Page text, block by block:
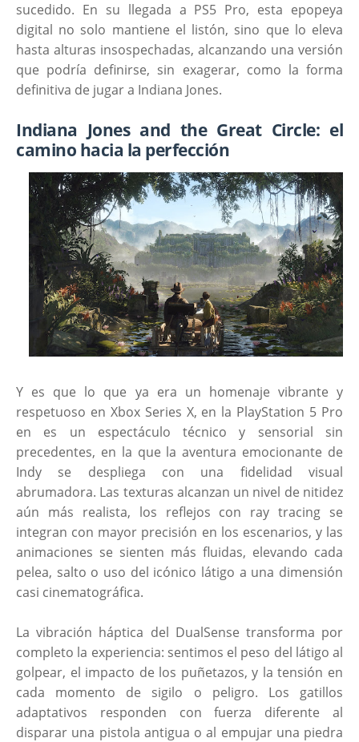
sucedido. En su llegada a PS5 Pro, esta epopeya
digital no solo mantiene el listón, sino que lo eleva
hasta alturas insospechadas, alcanzando una versión
que podría definirse, sin exagerar, como la forma
definitiva de jugar a Indiana Jones.
Indiana Jones and the Great Circle: el
camino hacia la perfección
Y es que lo que ya era un homenaje vibrante y
respetuoso en Xbox Series X, en la PlayStation 5 Pro
en es un espectáculo técnico y sensorial sin
precedentes, en la que la aventura emocionante de
Indy se despliega con una fidelidad visual
abrumadora. Las texturas alcanzan un nivel de nitidez
aún más realista, los reflejos con ray tracing se
integran con mayor precisión en los escenarios, y las
animaciones se sienten más fluidas, elevando cada
pelea, salto o uso del icónico látigo a una dimensión
casi cinematográfica.
La vibración háptica del DualSense transforma por
completo la experiencia: sentimos el peso del látigo al
golpear, el impacto de los puñetazos, y la tensión en
cada momento de sigilo o peligro. Los gatillos
adaptativos responden con fuerza diferente al
disparar una pistola antigua o al empujar una piedra